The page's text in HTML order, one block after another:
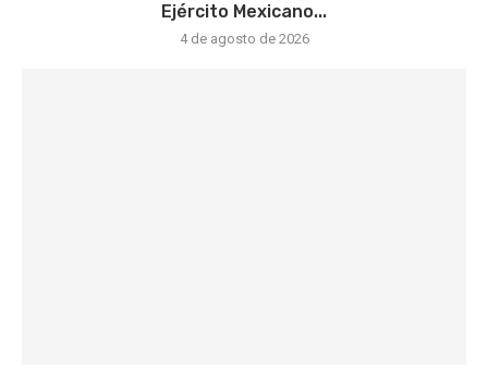
Ejército Mexicano...
4 de agosto de 2026